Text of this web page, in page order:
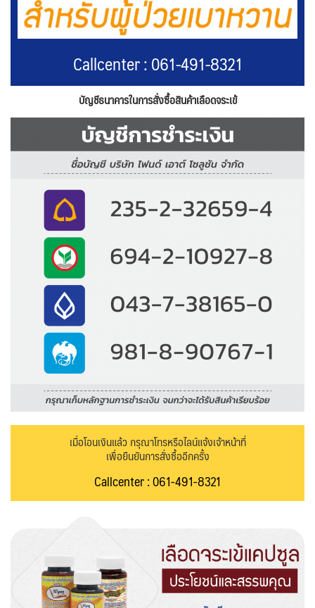
Callcenter : 061-491-8321
บัญชีธนาคารในการสั่งซื้อสินค้าเลือดจระเข้
เมื่อโอนเงินแล้ว กรุณาโทรหรือไลน์แจ้งเจ้าหน้าที่
เพื่อยืนยันการสั่งซื้ออีกครั้ง
Callcenter : 061-491-8321